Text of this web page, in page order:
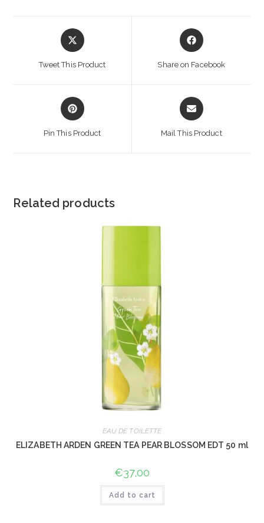
Opens
in
Tweet This Product
Opens
in
Share on Facebook
Opens
in
Pin This Product
Opens
in
Mail This Product
Related products
EAU DE TOILETTE
ELIZABETH ARDEN GREEN TEA PEAR BLOSSOM EDT 50 ml
€37,00
Add to cart